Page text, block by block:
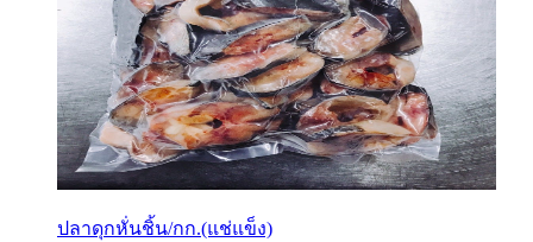
ปลาดุกหั่นชิ้น/กก.(แช่แข็ง)